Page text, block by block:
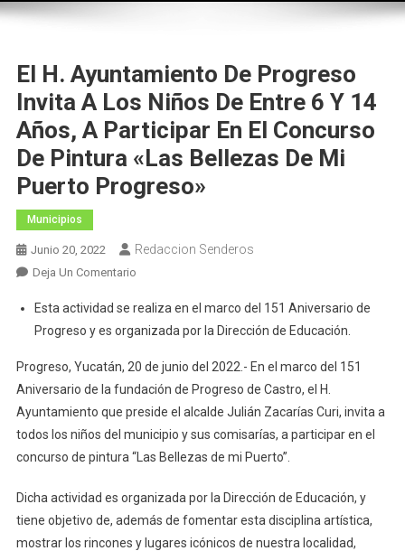
El H. Ayuntamiento De Progreso
Invita A Los Niños De Entre 6 Y 14
Años, A Participar En El Concurso
De Pintura «Las Bellezas De Mi
Puerto Progreso»
Municipios
Junio 20, 2022 Redaccion Senderos
Deja Un ComentarioEn
H.
Ayuntamiento
Progreso
Invita
A
Los
Niños
Entre
6
Y
Esta actividad se realiza en el marco del 151 Aniversario de
Progreso y es organizada por la Dirección de Educación.
Progreso, Yucatán, 20 de junio del 2022.- En el marco del 151
Aniversario de la fundación de Progreso de Castro, el H.
Ayuntamiento que preside el alcalde Julián Zacarías Curi, invita a
todos los niños del municipio y sus comisarías, a participar en el
concurso de pintura “Las Bellezas de mi Puerto”.
Dicha actividad es organizada por la Dirección de Educación, y
tiene objetivo de, además de fomentar esta disciplina artística,
mostrar los rincones y lugares icónicos de nuestra localidad,